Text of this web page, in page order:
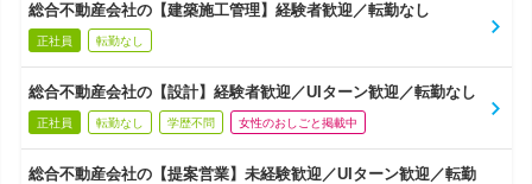
総合不動産会社の【建築施工管理】経験者歓迎／転勤なし
正社員 転勤なし
総合不動産会社の【設計】経験者歓迎／UIターン歓迎／転勤なし
正社員 転勤なし 学歴不問 女性のおしごと掲載中
総合不動産会社の【提案営業】未経験歓迎／UIターン歓迎／転勤